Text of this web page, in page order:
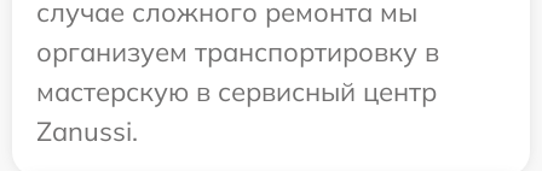
случае сложного ремонта мы
организуем транспортировку в
мастерскую в сервисный центр
Zanussi.